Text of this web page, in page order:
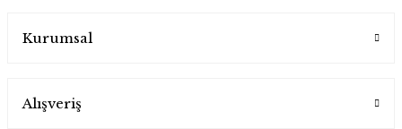
Kurumsal
Alışveriş